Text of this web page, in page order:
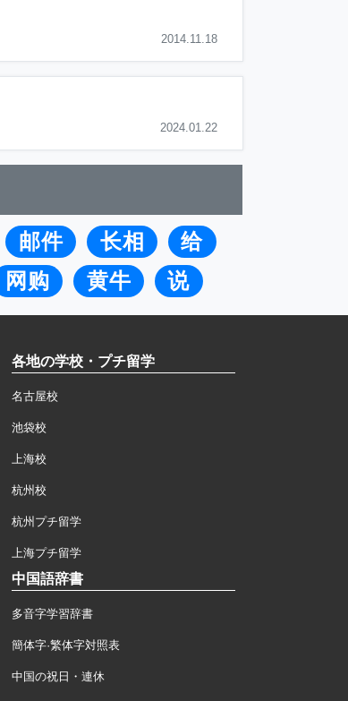
2014.11.18
2024.01.22
邮件 长相
给
网购 黄牛 说
各地の学校・プチ留学
名古屋校
池袋校
上海校
杭州校
杭州プチ留学
上海プチ留学
中国語辞書
多音字学習辞書
簡体字·繁体字対照表
中国の祝日・連休